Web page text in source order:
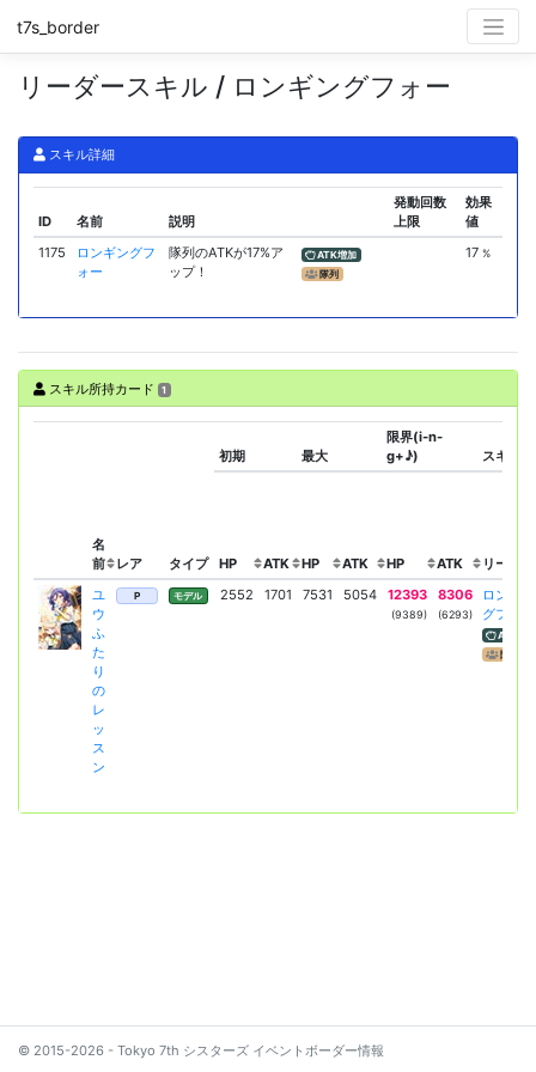
t7s_border
リーダースキル / ロンギングフォー
スキル詳細
ID 名前 説明
発動回数
上限
効果
値
1175
ロンギングフ
ォー
隊列のATKが17%ア
ップ！
ATK増加
隊列
17%
スキル所持カード 1
名
前
レア タイプ
初期 最大
限界(i-n-
g+♪)
スキル
HP ATK HP ATK HP ATK
リーダ
ユ
ウ
ふ
た
り
の
レ
ッ
ス
ン
P モデル 2552 1701 7531 5054 12393
(9389)
8306
(6293)
ロンギン
グフォー
ATK増
隊列
© 2015-2026 - Tokyo 7th シスターズ イベントボーダー情報